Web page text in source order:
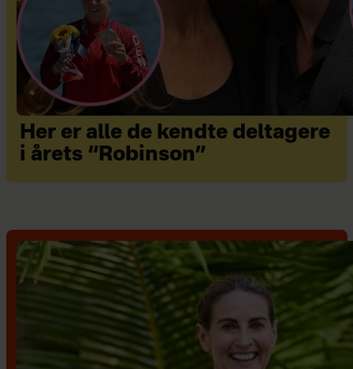
Her er alle de kendte deltagere
i årets “Robinson”